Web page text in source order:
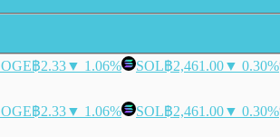
฿2.33▼ 1.06% SOL฿2,461.00▼ 0.30%
฿2.33▼ 1.06% SOL฿2,461.00▼ 0.30%